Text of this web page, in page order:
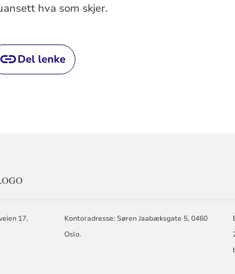
hva som skjer.
Del lenke
17,
Kontoradresse: Søren Jaabæksgate 5, 0460
Oslo.